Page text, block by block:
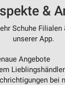
&
Schuhe
unserer App.
Angebote
Lieblingshändler
bei